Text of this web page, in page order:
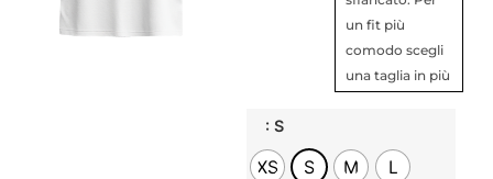
un fit più
comodo scegli
una taglia in più
: S
XS S M
L